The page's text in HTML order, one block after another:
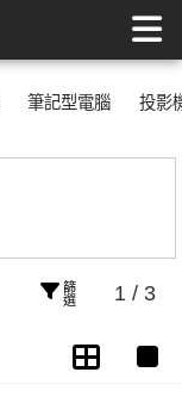
筆記型電腦 投影
篩選 1 / 3